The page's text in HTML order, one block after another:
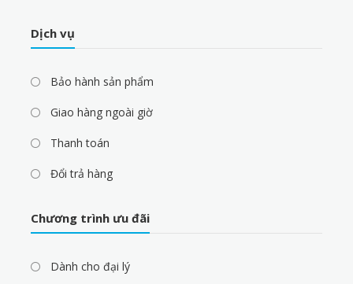
Dịch vụ
Bảo hành sản phẩm
Giao hàng ngoài giờ
Thanh toán
Đổi trả hàng
Chương trình ưu đãi
Dành cho đại lý